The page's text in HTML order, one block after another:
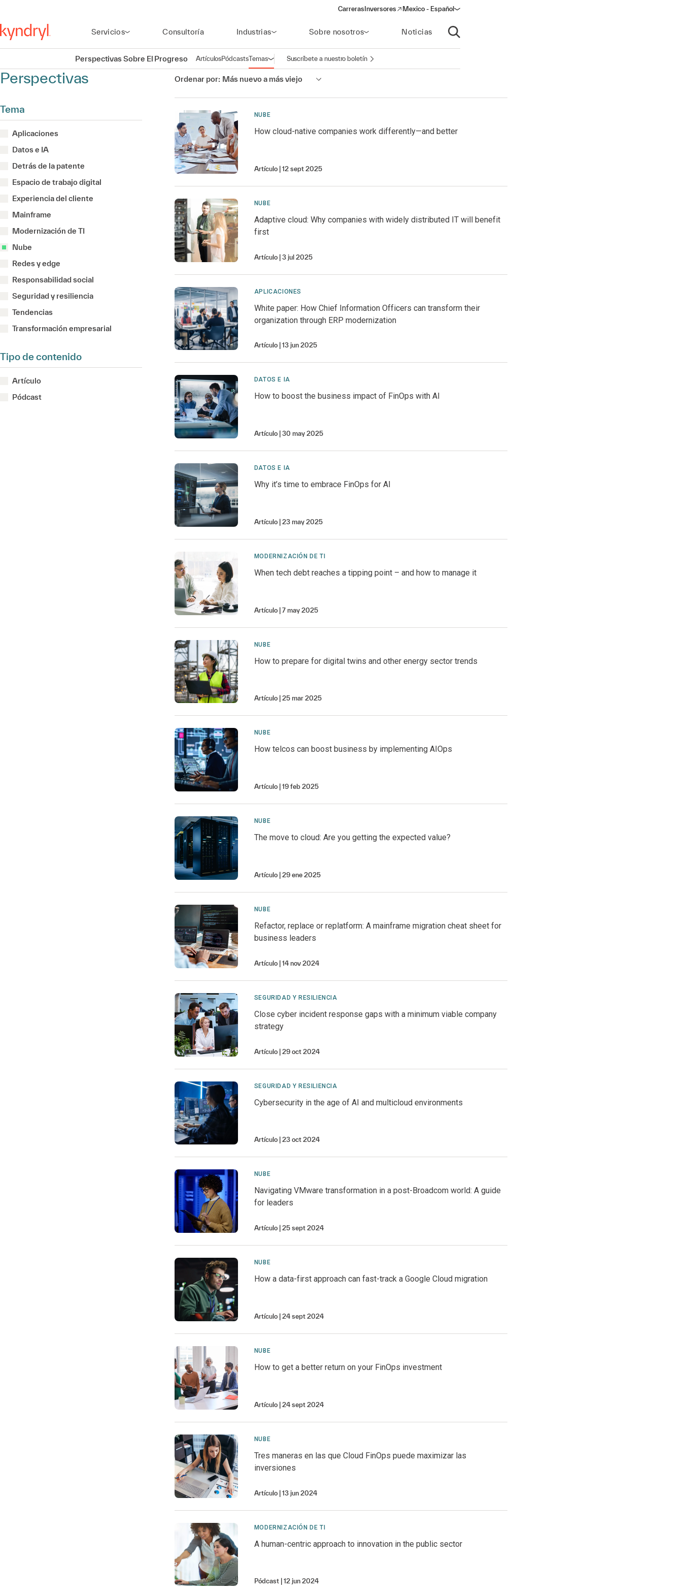
Carreras Inversores
(opens in a new window)
Mexico - Español
Servicios Consultoría Industrias Sobre nosotros Noticias
Abrir búsqueda
Perspectivas Sobre El Progreso ArtículosPódcastsTemasAbrir navegación
Suscríbete a nuestro boletín
Perspectivas
Tema
Aplicaciones
Datos e IA
Detrás de la patente
Espacio de trabajo digital
Experiencia del cliente
Mainframe
Modernización de TI
Nube
Redes y edge
Responsabilidad social
Seguridad y resiliencia
Tendencias
Transformación empresarial
Tipo de contenido
Artículo
Pódcast
Ordenar por: Más nuevo a más viejo
NUBE
How cloud-native companies work differently—and better
Artículo 12 sept 2025
NUBE
Adaptive cloud: Why companies with widely distributed IT will benefit
first
Artículo 3 jul 2025
APLICACIONES
White paper: How Chief Information Officers can transform their
organization through ERP modernization
Artículo 13 jun 2025
DATOS E IA
How to boost the business impact of FinOps with AI
Artículo 30 may 2025
DATOS E IA
Why it’s time to embrace FinOps for AI
Artículo 23 may 2025
MODERNIZACIÓN DE TI
When tech debt reaches a tipping point – and how to manage it
Artículo 7 may 2025
NUBE
How to prepare for digital twins and other energy sector trends
Artículo 25 mar 2025
NUBE
How telcos can boost business by implementing AIOps
Artículo 19 feb 2025
NUBE
The move to cloud: Are you getting the expected value?
Artículo 29 ene 2025
NUBE
Refactor, replace or replatform: A mainframe migration cheat sheet for
business leaders
Artículo 14 nov 2024
SEGURIDAD Y RESILIENCIA
Close cyber incident response gaps with a minimum viable company
strategy
Artículo 29 oct 2024
SEGURIDAD Y RESILIENCIA
Cybersecurity in the age of AI and multicloud environments
Artículo 23 oct 2024
NUBE
Navigating VMware transformation in a post-Broadcom world: A guide
for leaders
Artículo 25 sept 2024
NUBE
How a data-first approach can fast-track a Google Cloud migration
Artículo 24 sept 2024
NUBE
How to get a better return on your FinOps investment
Artículo 24 sept 2024
NUBE
Tres maneras en las que Cloud FinOps puede maximizar las
inversiones
Artículo 13 jun 2024
MODERNIZACIÓN DE TI
A human-centric approach to innovation in the public sector
Pódcast 12 jun 2024